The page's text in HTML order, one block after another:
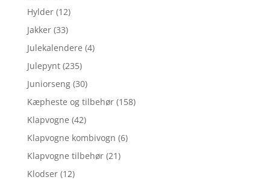
Hylder (12)
Jakker (33)
Julekalendere (4)
Julepynt (235)
Juniorseng (30)
Kæpheste og tilbehør (158)
Klapvogne (42)
Klapvogne kombivogn (6)
Klapvogne tilbehør (21)
Klodser (12)